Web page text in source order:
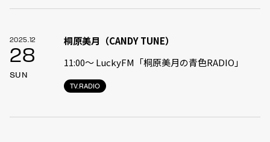
2025.12
28
SUN
TV.RADIO
桐原美月（CANDY TUNE）
11:00〜 LuckyFM「桐原美月の青色RADIO」